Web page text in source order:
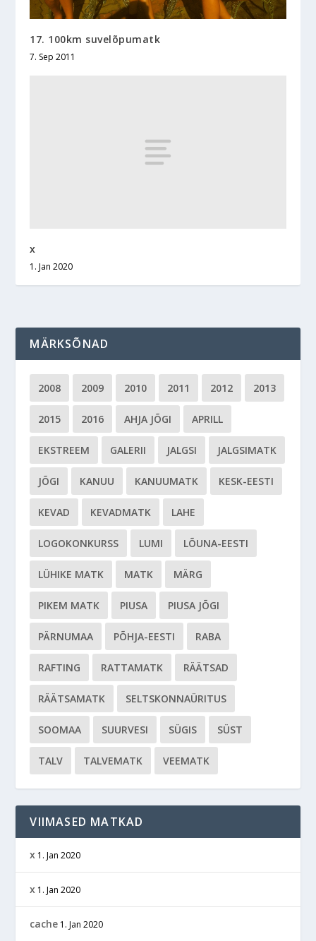
17. 100km suvelõpumatk
7. Sep 2011
x
1. Jan 2020
MÄRKSÕNAD
2008 2009 2010 2011 2012 2013
2015 2016 AHJA JÕGI APRILL
EKSTREEM GALERII JALGSI JALGSIMATK
JÕGI KANUU KANUUMATK KESK-EESTI
KEVAD KEVADMATK LAHE
LOGOKONKURSS LUMI LÕUNA-EESTI
LÜHIKE MATK MATK MÄRG
PIKEM MATK PIUSA PIUSA JÕGI
PÄRNUMAA PÕHJA-EESTI RABA
RAFTING RATTAMATK RÄÄTSAD
RÄÄTSAMATK SELTSKONNAÜRITUS
SOOMAA SUURVESI SÜGIS SÜST
TALV TALVEMATK VEEMATK
VIIMASED MATKAD
x 1. Jan 2020
x 1. Jan 2020
cache 1. Jan 2020